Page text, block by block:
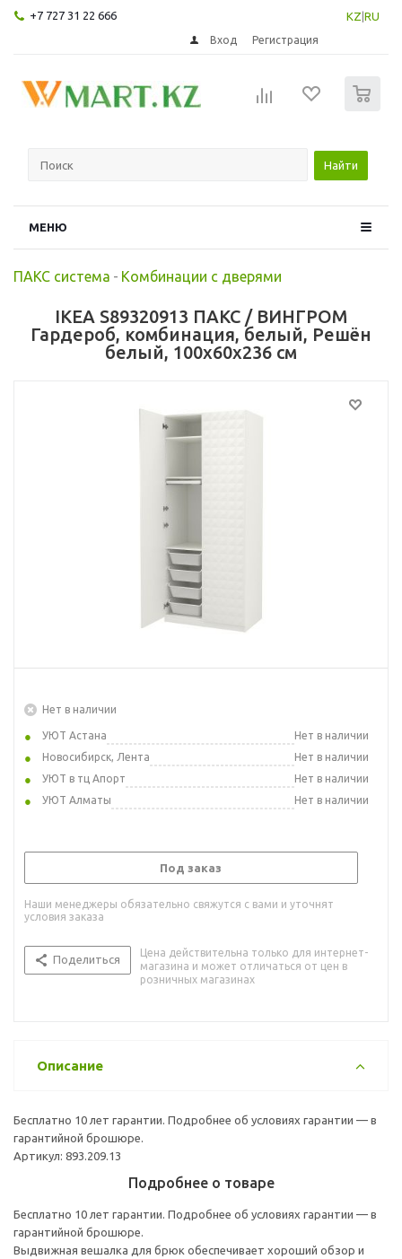
+7 727 31 22 666 KZ RU
Вход Регистрация
Найти
МЕНЮ
ПАКС система - Комбинации с дверями
IKEA S89320913 ПАКС / ВИНГРОМ
Гардероб, комбинация, белый, Решён
белый, 100x60x236 см
Нет в наличии
УЮТ Астана
Нет в наличии
Новосибирск, Лента
Нет в наличии
УЮТ в тц Апорт
Нет в наличии
УЮТ Алматы
Нет в наличии
Под заказ
Наши менеджеры обязательно свяжутся с вами и уточнят
условия заказа
Поделиться
Цена действительна только для интернет-
магазина и может отличаться от цен в
розничных магазинах
Описание
Бесплатно 10 лет гарантии. Подробнее об условиях гарантии — в
гарантийной брошюре.
Артикул: 893.209.13
Подробнее о товаре
Бесплатно 10 лет гарантии. Подробнее об условиях гарантии — в
гарантийной брошюре.
Выдвижная вешалка для брюк обеспечивает хороший обзор и